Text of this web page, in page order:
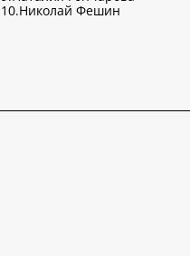
10.Николай Фешин